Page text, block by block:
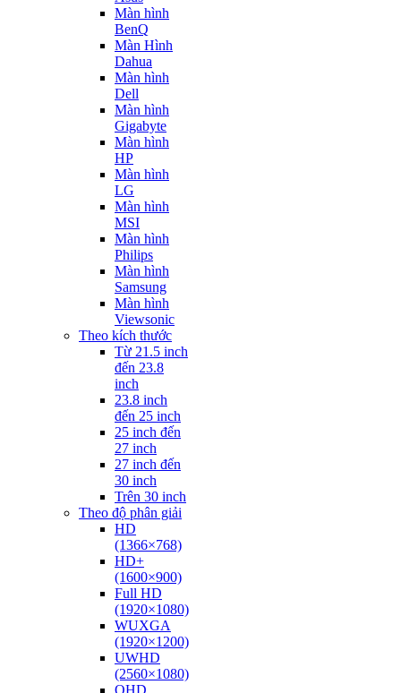
Màn hình
BenQ
Màn Hình
Dahua
Màn hình
Dell
Màn hình
Gigabyte
Màn hình
HP
Màn hình
LG
Màn hình
MSI
Màn hình
Philips
Màn hình
Samsung
Màn hình
Viewsonic
Theo kích thước
Từ 21.5 inch
đến 23.8
inch
23.8 inch
đến 25 inch
25 inch đến
27 inch
27 inch đến
30 inch
Trên 30 inch
Theo độ phân giải
HD
(1366×768)
HD+
(1600×900)
Full HD
(1920×1080)
WUXGA
(1920×1200)
UWHD
(2560×1080)